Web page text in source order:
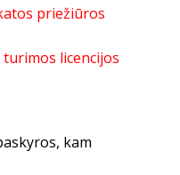
priežiūros
licencijos
kam